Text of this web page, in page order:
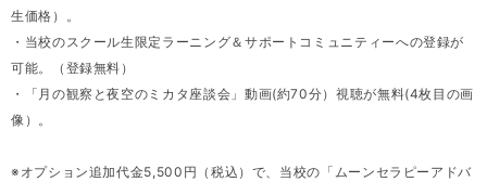
生価格）。
・当校のスクール生限定ラーニング＆サポートコミュニティーへの登録が
可能。（登録無料）
・「月の観察と夜空のミカタ座談会」動画(約70分）視聴が無料(4枚目の画
像）。
※オプション追加代金5,500円（税込）で、当校の「ムーンセラピーアドバ